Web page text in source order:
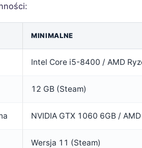
MINIMALNE
Intel Core i5-8400 / AMD
12 GB (Steam)
NVIDIA GTX 1060 6GB /
Wersja 11 (Steam)